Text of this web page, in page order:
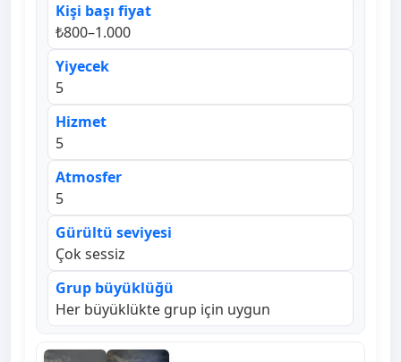
Kişi başı fiyat
₺800–1.000
Yiyecek
5
Hizmet
5
Atmosfer
5
Gürültü seviyesi
Çok sessiz
Grup büyüklüğü
Her büyüklükte grup için uygun